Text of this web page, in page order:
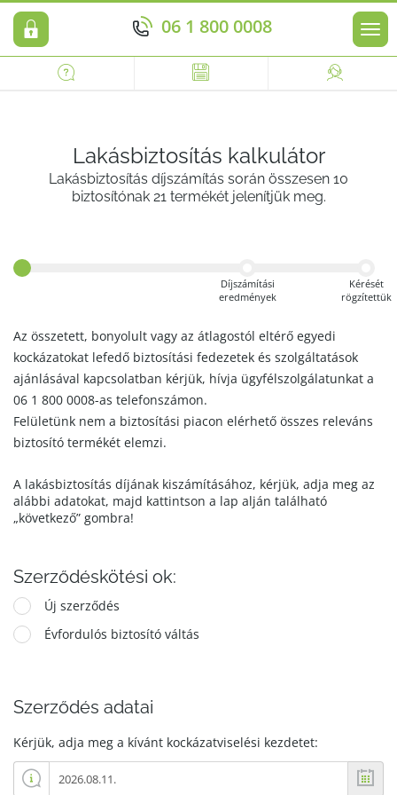
06 1 800 0008
Lakásbiztosítás kalkulátor
Lakásbiztosítás díjszámítás során összesen 10
biztosítónak 21 termékét jelenítjük meg.
Díjszámítási
eredmények
Kérését
rögzítettük
Az összetett, bonyolult vagy az átlagostól eltérő egyedi
kockázatokat lefedő biztosítási fedezetek és szolgáltatások
ajánlásával kapcsolatban kérjük, hívja ügyfélszolgálatunkat a
06 1 800 0008-as telefonszámon.
Felületünk nem a biztosítási piacon elérhető összes releváns
biztosító termékét elemzi.
A lakásbiztosítás díjának kiszámításához, kérjük, adja meg az
alábbi adatokat, majd kattintson a lap alján található
„következő” gombra!
Szerződéskötési ok:
Új szerződés
Évfordulós biztosító váltás
Szerződés adatai
Kérjük, adja meg a kívánt kockázatviselési kezdetet: